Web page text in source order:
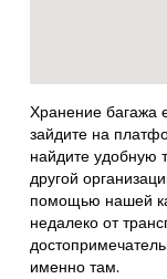
Хранение багажа
зайдите на
найдите удобную
другой
помощью нашей
недалеко от
именно там.